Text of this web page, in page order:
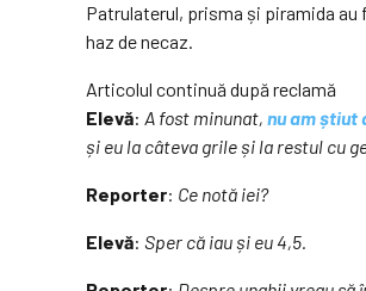
Patrulaterul, prisma și piramida au
haz de necaz.
Articolul continuă după reclamă
Elevă: A fost minunat, nu am știut
și eu la câteva grile și la restul cu
Reporter: Ce notă iei?
Elevă: Sper că iau și eu 4,5.